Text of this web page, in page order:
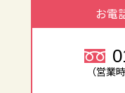
お電
（営業